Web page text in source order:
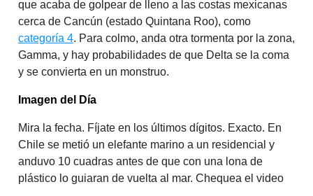
que acaba de golpear de lleno a las costas mexicanas
cerca de Cancún (estado Quintana Roo), como
categoría 4. Para colmo, anda otra tormenta por la zona,
Gamma, y hay probabilidades de que Delta se la coma
y se convierta en un monstruo.
Imagen del Día
Mira la fecha. Fíjate en los últimos dígitos. Exacto. En
Chile se metió un elefante marino a un residencial y
anduvo 10 cuadras antes de que con una lona de
plástico lo guiaran de vuelta al mar. Chequea el video